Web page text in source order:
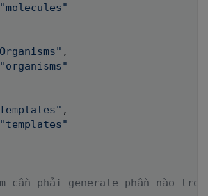
"molecules"
,
"organisms"
,
"templates"
cần phải generate phần nào